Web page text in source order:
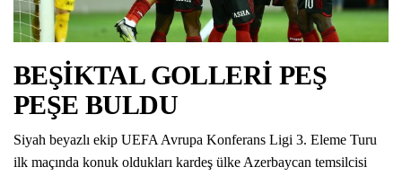
BEŞİKTAL GOLLERİ PEŞ
PEŞE BULDU
Siyah beyazlı ekip UEFA Avrupa Konferans Ligi 3. Eleme Turu
ilk maçında konuk oldukları kardeş ülke Azerbaycan temsilcisi